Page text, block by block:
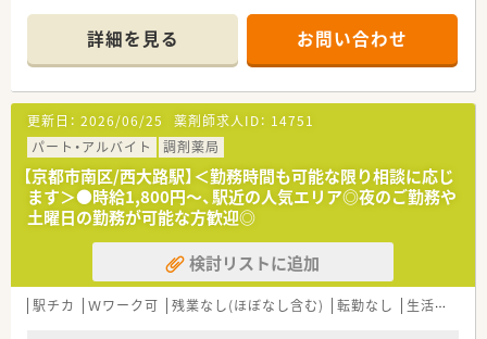
■入職後は経験に応じて新入・初期・中期・管理者といった段階的
な研修を受け、薬剤師としての専門性を着実に高めることが可能
です。
剤薬局の枠を超えた幅広い医療知識を習得する機会が豊富にあ
ります。
■資格取得の費用補助制度を活用することで、専門薬剤師や認定
薬剤師などの上位資格を目指し、将来的なキャリアアップも図れ
ます。
詳細を見る お問い合わせ
更新日： 2026/06/25 薬剤師求人ID： 14751
パート・アルバイト
調剤薬局
【京都市南区/西大路駅】＜勤務時間も可能な限り相談に応じ
ます＞●時給1,800円～、駅近の人気エリア◎夜のご勤務や
土曜日の勤務が可能な方歓迎◎
検討リストに追加
駅チカ Ｗワーク可 残業なし(ほぼなし含む) 転勤なし 生活環境充実